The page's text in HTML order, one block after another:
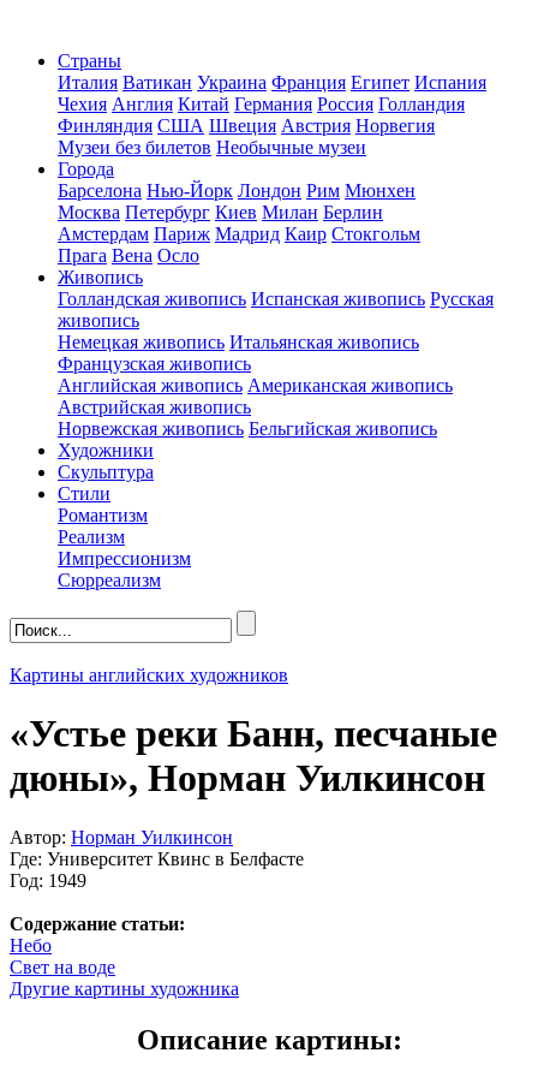
Страны
Италия Ватикан Украина Франция Египет Испания
Чехия Англия Китай Германия Россия Голландия
Финляндия США Швеция Австрия Норвегия
Музеи без билетов Необычные музеи
Города
Барселона Нью-Йорк Лондон Рим Мюнхен
Москва Петербург Киев Милан Берлин
Амстердам Париж Мадрид Каир Стокгольм
Прага Вена Осло
Живопись
Голландская живопись Испанская живопись Русская
живопись
Немецкая живопись Итальянская живопись
Французская живопись
Английская живопись Американская живопись
Австрийская живопись
Норвежская живопись Бельгийская живопись
Художники
Скульптура
Стили
Романтизм
Реализм
Импрессионизм
Сюрреализм
Картины английских художников
«Устье реки Банн, песчаные
дюны», Норман Уилкинсон
Автор: Норман Уилкинсон
Где: Университет Квинс в Белфасте
Год: 1949
Содержание статьи:
Небо
Свет на воде
Другие картины художника
Описание картины: